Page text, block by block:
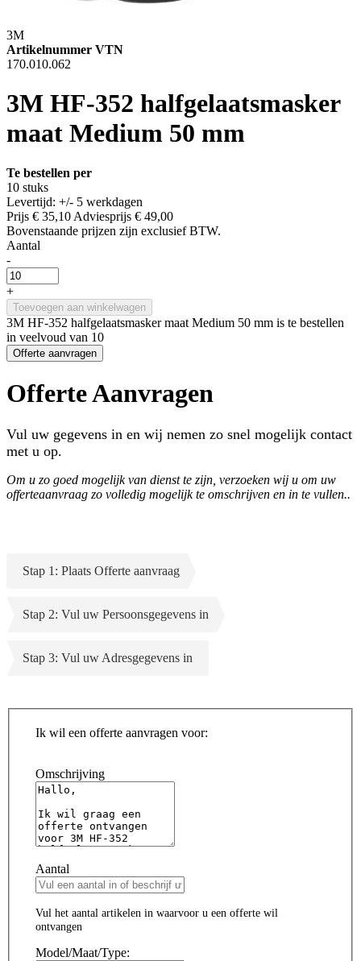
3M
Artikelnummer VTN
170.010.062
3M HF-352 halfgelaatsmasker
maat Medium 50 mm
Te bestellen per
10 stuks
Levertijd: +/- 5 werkdagen
Prijs € 35,10 Adviesprijs € 49,00
Bovenstaande prijzen zijn exclusief BTW.
Aantal
-
+
Toevoegen aan winkelwagen
3M HF-352 halfgelaatsmasker maat Medium 50 mm is te bestellen
in veelvoud van 10
Offerte aanvragen
Offerte Aanvragen
Vul uw gegevens in en wij nemen zo snel mogelijk contact
met u op.
Om u zo goed mogelijk van dienst te zijn, verzoeken wij u om uw
offerteaanvraag zo volledig mogelijk te omschrijven en in te vullen..
Stap 1: Plaats Offerte aanvraag
Stap 2: Vul uw Persoonsgegevens in
Stap 3: Vul uw Adresgegevens in
Ik wil een offerte aanvragen voor:
Omschrijving
Aantal
Vul het aantal artikelen in waarvoor u een offerte wil
ontvangen
Model/Maat/Type: